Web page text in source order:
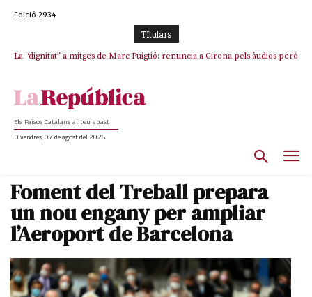
Edició 2934
TItulars
La “dignitat” a mitges de Marc Puigtió: renuncia a Girona pels àudios però
Els Països Catalans al teu abast
Divendres, 07 de agost del 2026
Foment del Treball prepara
un nou engany per ampliar
l’Aeroport de Barcelona